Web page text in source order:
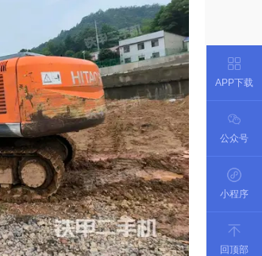
APP下载
公众号
小程序
回顶部